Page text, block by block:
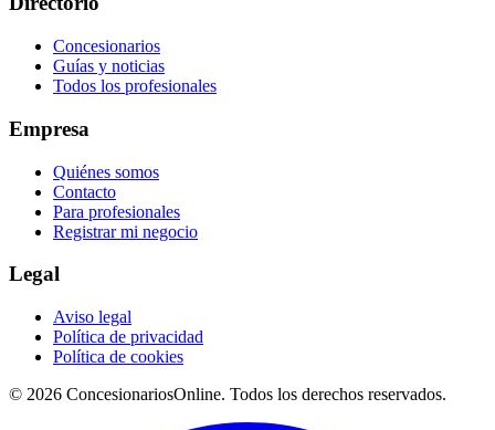
Concesionarios
Guías y noticias
Todos los profesionales
Empresa
Quiénes somos
Contacto
Para profesionales
Registrar mi negocio
Legal
Aviso legal
Política de privacidad
Política de cookies
© 2026 ConcesionariosOnline. Todos los derechos reservados.